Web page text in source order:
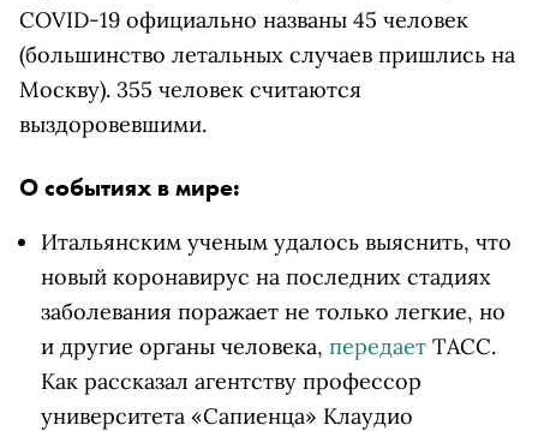
COVID-19 официально названы 45 человек
(большинство летальных случаев пришлись на
Москву). 355 человек считаются
выздоровевшими.
О событиях в мире:
Итальянским ученым удалось выяснить, что
новый коронавирус на последних стадиях
заболевания поражает не только легкие, но
и другие органы человека, передает ТАСС.
Как рассказал агентству профессор
университета «Сапиенца» Клаудио